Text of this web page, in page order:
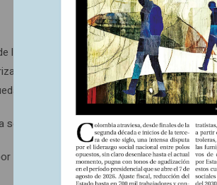
los computadores, el nacimiento de
por las palabras clave de búsqueda, el
semántica, todas las redes sociales,
se está discutiendo y se está anticipando:
las búsquedas distribuidas, los agentes